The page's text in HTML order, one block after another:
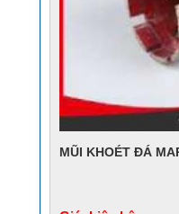
MŨI KHOÉT ĐÁ